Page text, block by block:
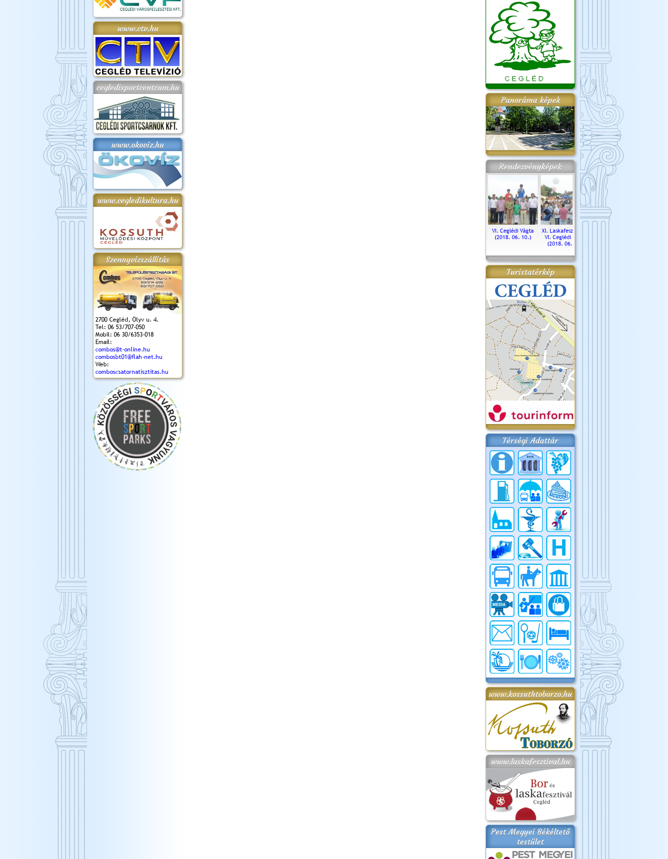
www.ctv.hu
cegledisportcentrum.hu
www.okoviz.hu
www.cegledikultura.hu
Szennyvízszállítás
2700 Cegléd, Ölyv u. 4.
Tel: 06 53/707-050
Mobil: 06 30/6353-018
Email:
combos@t-online.hu
combosbt01@flah-net.hu
Web:
comboscsatornatisztitas.hu
Panoráma képek
Rendezvényképek
VI. Ceglédi Vágta
(2018. 06. 10.)
XI. Laskafesztivál és
VI. Ceglédi Vágta
(2018. 06. 10.)
Városnapok 2018.
Kossuth Toborzó
Ünnepély
Szent István Ünnepe
(2017. 08. 20.)
Turistatérkép
Térségi Adattár
www.kossuthtoborzo.hu
www.laskafesztival.hu
Pest Megyei Békéltető
testület